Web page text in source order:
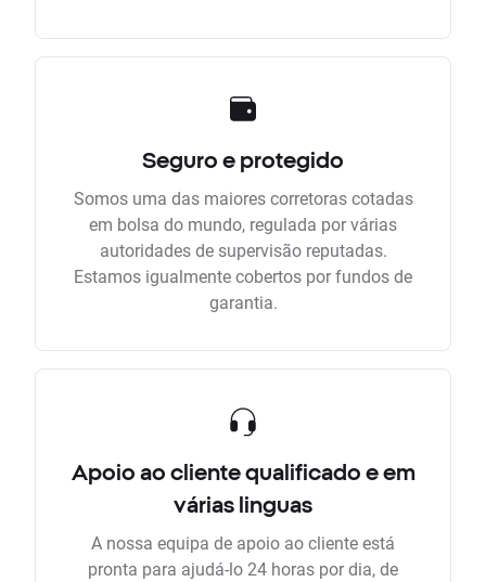
Seguro e protegido
Somos uma das maiores corretoras cotadas
em bolsa do mundo, regulada por várias
autoridades de supervisão reputadas.
Estamos igualmente cobertos por fundos de
garantia.
Apoio ao cliente qualificado e em
várias linguas
A nossa equipa de apoio ao cliente está
pronta para ajudá-lo 24 horas por dia, de